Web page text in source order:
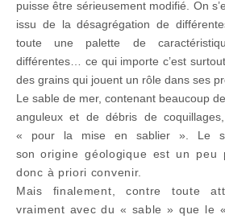
puisse être sérieusement modifié. On
issu de la désagrégation de
toute une palette de
différentes… ce qui importe c’est
des grains qui jouent un rôle dans ses
Le sable de mer, contenant beaucoup
anguleux et de débris de
« pour la mise en sablier ». Le
son origine géologique est un peu
donc à priori convenir.
Mais finalement, contre toute
vraiment avec du « sable » que le